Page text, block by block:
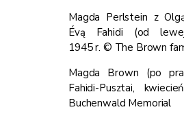
Magda Perlstein z
Évą Fahidi (od
1945 r. © The Brown
Magda Brown (po
Fahidi-Pusztai,
Buchenwald Memorial